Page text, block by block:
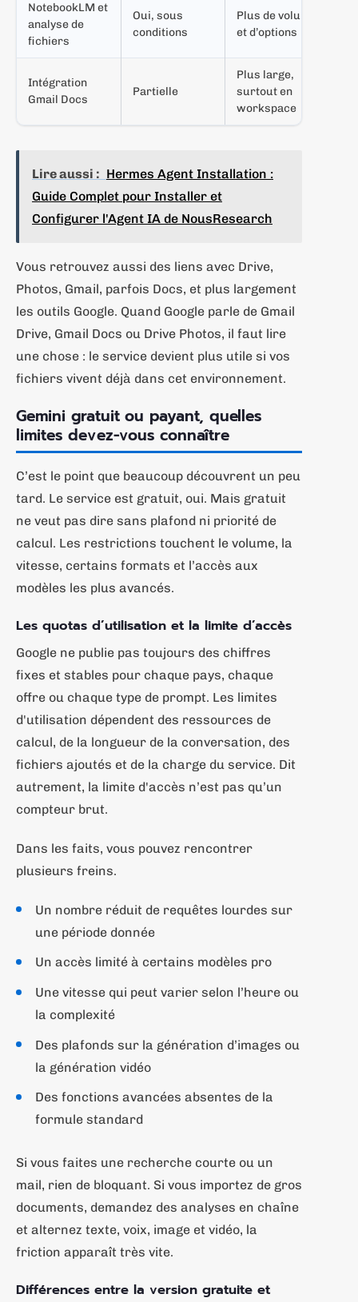
NotebookLM et
analyse de
fichiers
Oui, sous
conditions
Plus de volume
et d’options
Intégration
Gmail Docs
Partielle
Plus large,
surtout en
workspace
Lire aussi : Hermes Agent Installation :
Guide Complet pour Installer et
Configurer l'Agent IA de NousResearch
Vous retrouvez aussi des liens avec Drive,
Photos, Gmail, parfois Docs, et plus largement
les outils Google. Quand Google parle de Gmail
Drive, Gmail Docs ou Drive Photos, il faut lire
une chose : le service devient plus utile si vos
fichiers vivent déjà dans cet environnement.
Gemini gratuit ou payant, quelles
limites devez-vous connaître
C’est le point que beaucoup découvrent un peu
tard. Le service est gratuit, oui. Mais gratuit
ne veut pas dire sans plafond ni priorité de
calcul. Les restrictions touchent le volume, la
vitesse, certains formats et l’accès aux
modèles les plus avancés.
Les quotas d’utilisation et la limite d’accès
Google ne publie pas toujours des chiffres
fixes et stables pour chaque pays, chaque
offre ou chaque type de prompt. Les limites
d'utilisation dépendent des ressources de
calcul, de la longueur de la conversation, des
fichiers ajoutés et de la charge du service. Dit
autrement, la limite d'accès n’est pas qu’un
compteur brut.
Dans les faits, vous pouvez rencontrer
plusieurs freins.
Un nombre réduit de requêtes lourdes sur
une période donnée
Un accès limité à certains modèles pro
Une vitesse qui peut varier selon l’heure ou
la complexité
Des plafonds sur la génération d’images ou
la génération vidéo
Des fonctions avancées absentes de la
formule standard
Si vous faites une recherche courte ou un
mail, rien de bloquant. Si vous importez de gros
documents, demandez des analyses en chaîne
et alternez texte, voix, image et vidéo, la
friction apparaît très vite.
Différences entre la version gratuite et